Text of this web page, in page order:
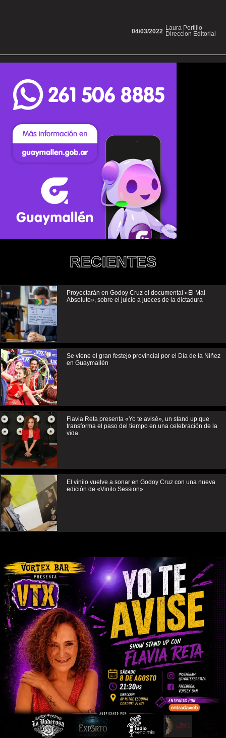
Laura Portillo
Direccion Editorial
04/03/2022
RECIENTES
Proyectarán en Godoy Cruz el documental «El Mal
Absoluto», sobre el juicio a jueces de la dictadura
Se viene el gran festejo provincial por el Día de la Niñez
en Guaymallén
Flavia Reta presenta «Yo te avisé», un stand up que
transforma el paso del tiempo en una celebración de la
vida.
El vinilo vuelve a sonar en Godoy Cruz con una nueva
edición de «Vinilo Session»